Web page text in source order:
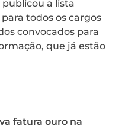
publicou a lista
todos os cargos
convocados para
que já estão
fatura ouro na